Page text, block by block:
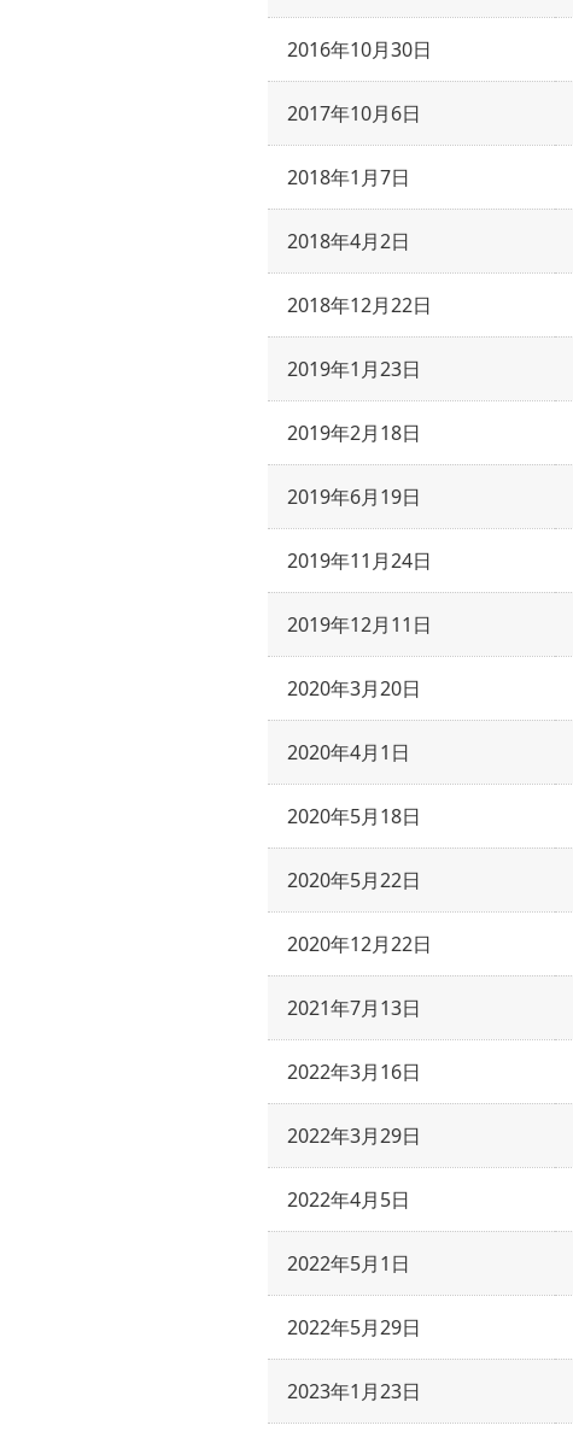
2016年10月30日
2017年10月6日
2018年1月7日
2018年4月2日
2018年12月22日
2019年1月23日
2019年2月18日
2019年6月19日
2019年11月24日
2019年12月11日
2020年3月20日
2020年4月1日
2020年5月18日
2020年5月22日
2020年12月22日
2021年7月13日
2022年3月16日
2022年3月29日
2022年4月5日
2022年5月1日
2022年5月29日
2023年1月23日